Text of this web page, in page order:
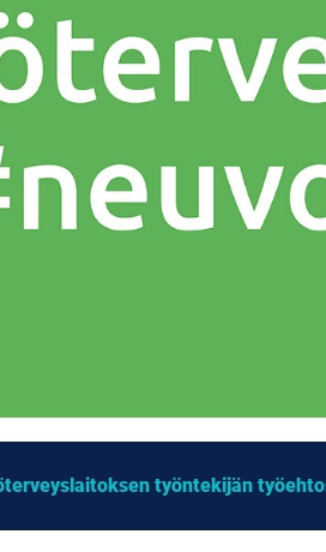
työntekijän